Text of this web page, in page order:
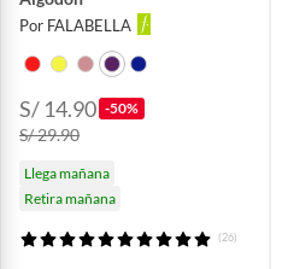
Por FALABELLA
S/ 14.90 -50%
S/ 29.90
Llega mañana
Retira mañana
(26)